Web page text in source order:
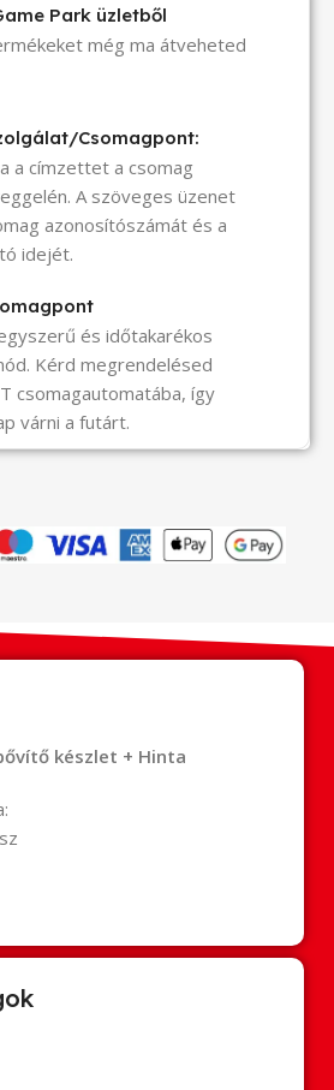
Park üzletből
még ma átveheted
Csomagpont:
a címzettet a csomag
A szöveges üzenet
azonosítószámát és a
idejét.
és időtakarékos
Kérd megrendelésed
csomagautomatába, így
várni a futárt.
készlet + Hinta